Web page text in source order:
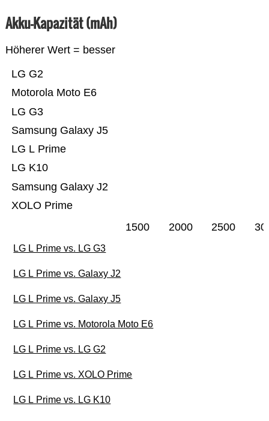
Akku-Kapazität (mAh)
Höherer Wert = besser
XOLO Prime
Samsung Galaxy J2
LG K10
LG L Prime
Samsung Galaxy J5
LG G3
Motorola Moto E6
LG G2
1500 2000 2500
LG L Prime vs. LG G3
LG L Prime vs. Galaxy J2
LG L Prime vs. Galaxy J5
LG L Prime vs. Motorola Moto E6
LG L Prime vs. LG G2
LG L Prime vs. XOLO Prime
LG L Prime vs. LG K10